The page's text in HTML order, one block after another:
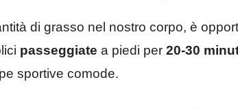
di grasso nel nostro corpo, è
passeggiate a piedi per 20-30
sportive comode.